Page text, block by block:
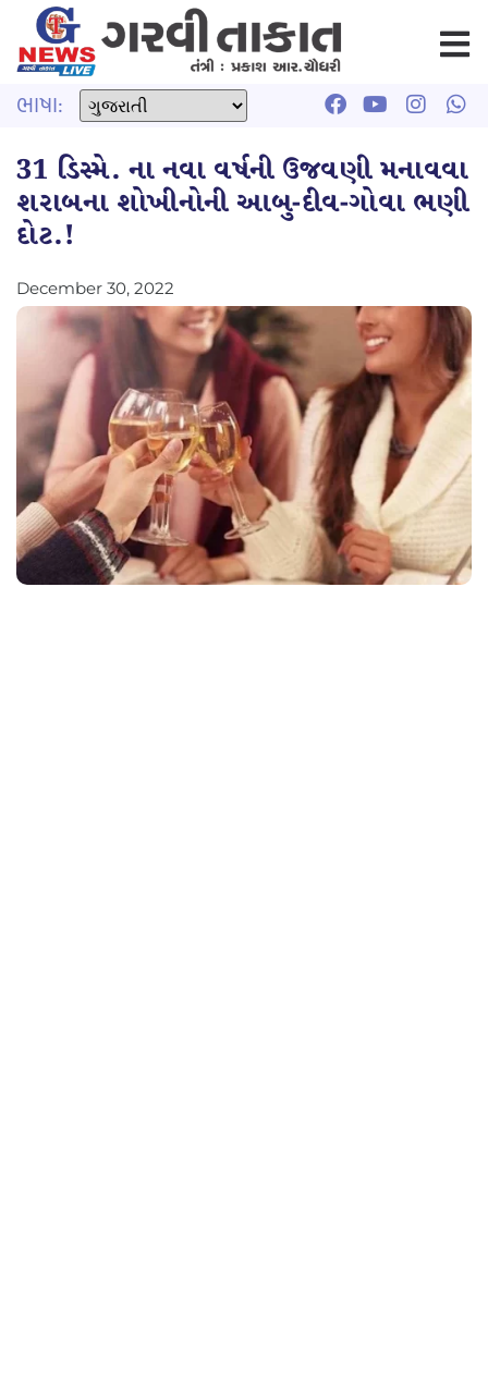
ભાષા:
31 ડિસ્મે. ના નવા વર્ષની ઉજવણી મનાવવા
શરાબના શોખીનોની આબુ-દીવ-ગોવા ભણી
દોટ.!
December 30, 2022